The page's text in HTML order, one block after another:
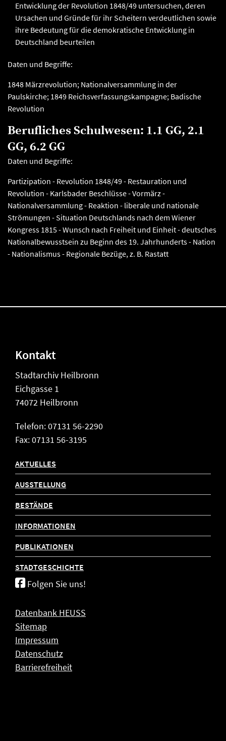
Entwicklung der Revolution 1848/49 untersuchen, deren
Ursachen und Gründe für ihr Scheitern verdeutlichen sowie
ihre Bedeutung für die demokratische Entwicklung in
Deutschland beurteilen
Daten und Begriffe:
1848 Märzrevolution; Nationalversammlung in der
Paulskirche; 1849 Reichsverfassungskampagne; Badische
Revolution
Berufliches Schulwesen: 1.1 GG, 2.1
GG, 6.2 GG
Daten und Begriffe:
Partizipation - Revolution 1848/49 - Restauration und
Revolution - Karlsbader Beschlüsse - Vormärz -
Nationalversammlung - Reaktion - liberale und nationale
Strömungen - Situation Deutschlands nach dem Wiener
Kongress 1815 - Wunsch nach Freiheit und Einheit - deutsches
Nationalbewusstsein zu Beginn des 19. Jahrhunderts - Nation
- Nationalismus - Regionale Bezüge, z. B. Rastatt
Kontakt
Stadtarchiv Heilbronn
Eichgasse 1
74072 Heilbronn
Telefon: 07131 56-2290
Fax: 07131 56-3195
AKTUELLES
AUSSTELLUNG
BESTÄNDE
INFORMATIONEN
PUBLIKATIONEN
STADTGESCHICHTE
Folgen Sie uns!
Datenbank HEUSS
Sitemap
Impressum
Datenschutz
Barrierefreiheit